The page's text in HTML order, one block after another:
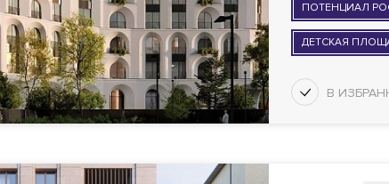
ПОТЕНЦИАЛ
ДЕТСКАЯ